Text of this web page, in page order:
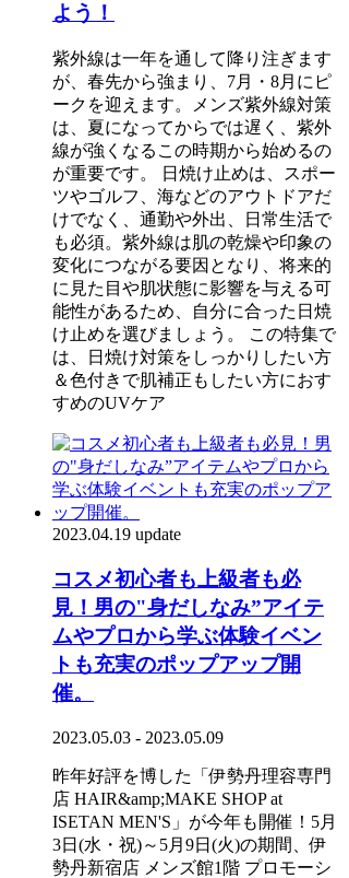
よう！
紫外線は一年を通して降り注ぎます
が、春先から強まり、7月・8月にピ
ークを迎えます。メンズ紫外線対策
は、夏になってからでは遅く、紫外
線が強くなるこの時期から始めるの
が重要です。 日焼け止めは、スポー
ツやゴルフ、海などのアウトドアだ
けでなく、通勤や外出、日常生活で
も必須。紫外線は肌の乾燥や印象の
変化につながる要因となり、将来的
に見た目や肌状態に影響を与える可
能性があるため、自分に合った日焼
け止めを選びましょう。 この特集で
は、日焼け対策をしっかりしたい方
＆色付きで肌補正もしたい方におす
すめのUVケア
2023.04.19 update
コスメ初心者も上級者も必
見！男の"身だしなみ”アイテ
ムやプロから学ぶ体験イベン
トも充実のポップアップ開
催。
2023.05.03 - 2023.05.09
昨年好評を博した「伊勢丹理容専門
店 HAIR&amp;MAKE SHOP at
ISETAN MEN'S」が今年も開催！5月
3日(水・祝)～5月9日(火)の期間、伊
勢丹新宿店 メンズ館1階 プロモーシ